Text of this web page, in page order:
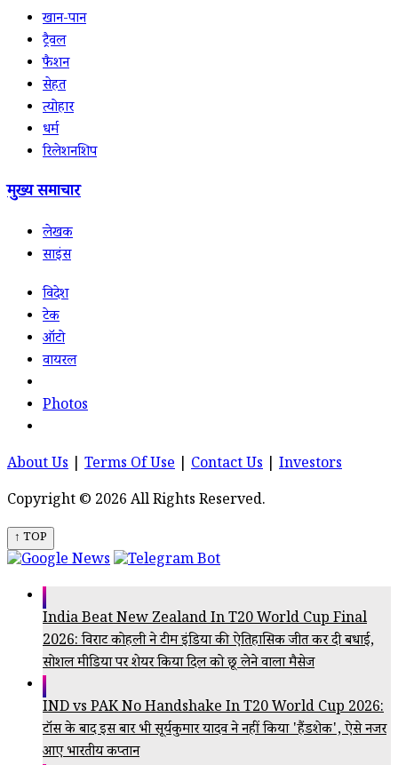
खान-पान
ट्रैवल
फैशन
सेहत
त्योहार
धर्म
रिलेशनशिप
मुख्य समाचार
लेखक
साइंस
विदेश
टेक
ऑटो
वायरल
Photos
About Us Terms Of Use Contact Us
Investors
Copyright © 2026 All Rights Reserved.
↑ TOP
India Beat New Zealand In T20 World Cup Final
2026: विराट कोहली ने टीम इंडिया की ऐतिहासिक जीत कर दी बधाई,
सोशल मीडिया पर शेयर किया दिल को छू लेने वाला मैसेज
IND vs PAK No Handshake In T20 World Cup 2026:
टॉस के बाद इस बार भी सूर्यकुमार यादव ने नहीं किया 'हैंडशेक', ऐसे नजर
आए भारतीय कप्तान